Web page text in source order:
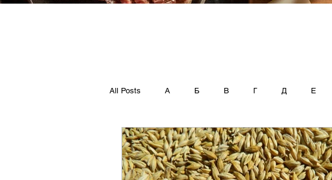
All Posts А Б В Г Д Е
Т У Ф Х Ц Ч Ш